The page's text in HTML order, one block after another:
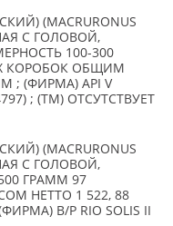
(MACRURONUS
С ГОЛОВОЙ,
100-300
КОРОБОК ОБЩИМ
; (ФИРМА) API V
; (TM) ОТСУТСТВУЕТ
(MACRURONUS
С ГОЛОВОЙ,
ГРАММ 97
НЕТТО 1 522, 88
B/P RIO SOLIS II